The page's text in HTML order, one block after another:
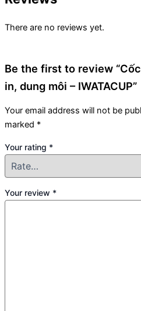
There are no reviews yet.
Be the first to review
in, dung môi – IWATACUP”
Your email address will not be
marked *
Your rating *
Your review *